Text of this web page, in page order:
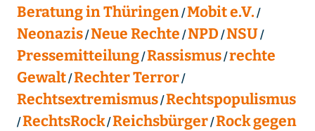
Beratung in Thüringen Mobit e.V.
Neonazis Neue Rechte NPD NSU
Pressemitteilung Rassismus rechte
Gewalt Rechter Terror
Rechtsextremismus Rechtspopulismus
RechtsRock Reichsbürger Rock gegen